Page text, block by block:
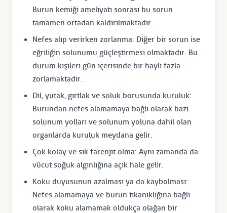
Burun kemiği ameliyatı sonrası bu sorun
tamamen ortadan kaldırılmaktadır.
Nefes alıp verirken zorlanma: Diğer bir sorun ise
eğriliğin solunumu güçleştirmesi olmaktadır. Bu
durum kişileri gün içerisinde bir hayli fazla
zorlamaktadır.
Dil, yutak, gırtlak ve soluk borusunda kuruluk:
Burundan nefes alamamaya bağlı olarak bazı
solunum yolları ve solunum yoluna dahil olan
organlarda kuruluk meydana gelir.
Çok kolay ve sık farenjit olma: Aynı zamanda da
vücut soğuk algınlığına açık hale gelir.
Koku duyusunun azalması ya da kaybolması:
Nefes alamamaya ve burun tıkanıklığına bağlı
olarak koku alamamak oldukça olağan bir